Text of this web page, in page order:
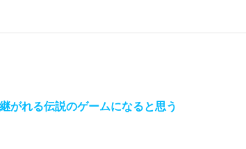
がれる伝説のゲームになると思う